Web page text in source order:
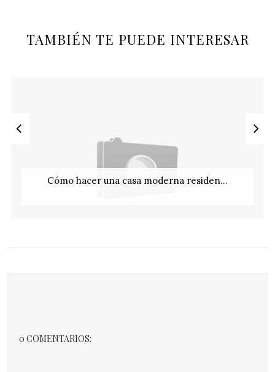
TAMBIÉN TE PUEDE INTERESAR
Cómo hacer una casa moderna residen...
0 COMENTARIOS: